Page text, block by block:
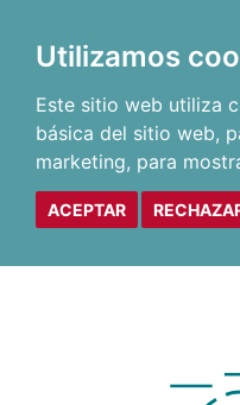
Utilizamos
Este sitio web utiliza
básica del sitio web,
marketing, para
ACEPTAR